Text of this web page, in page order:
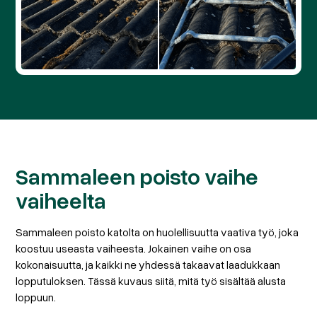
Sammaleen poisto vaihe
vaiheelta
Sammaleen poisto katolta on huolellisuutta vaativa työ, joka
koostuu useasta vaiheesta. Jokainen vaihe on osa
kokonaisuutta, ja kaikki ne yhdessä takaavat laadukkaan
lopputuloksen. Tässä kuvaus siitä, mitä työ sisältää alusta
loppuun.